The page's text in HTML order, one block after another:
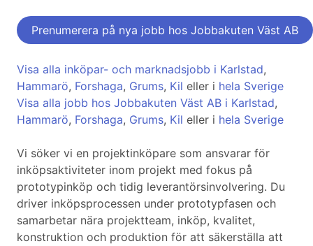
Prenumerera på nya jobb hos Jobbakuten Väst AB
Visa alla inköpar- och marknadsjobb i Karlstad,
Hammarö, Forshaga, Grums, Kil eller i hela Sverige
Visa alla jobb hos Jobbakuten Väst AB i Karlstad,
Hammarö, Forshaga, Grums, Kil eller i hela Sverige
Vi söker vi en projektinköpare som ansvarar för
inköpsaktiviteter inom projekt med fokus på
prototypinköp och tidig leverantörsinvolvering. Du
driver inköpsprocessen under prototypfasen och
samarbetar nära projektteam, inköp, kvalitet,
konstruktion och produktion för att säkerställa att